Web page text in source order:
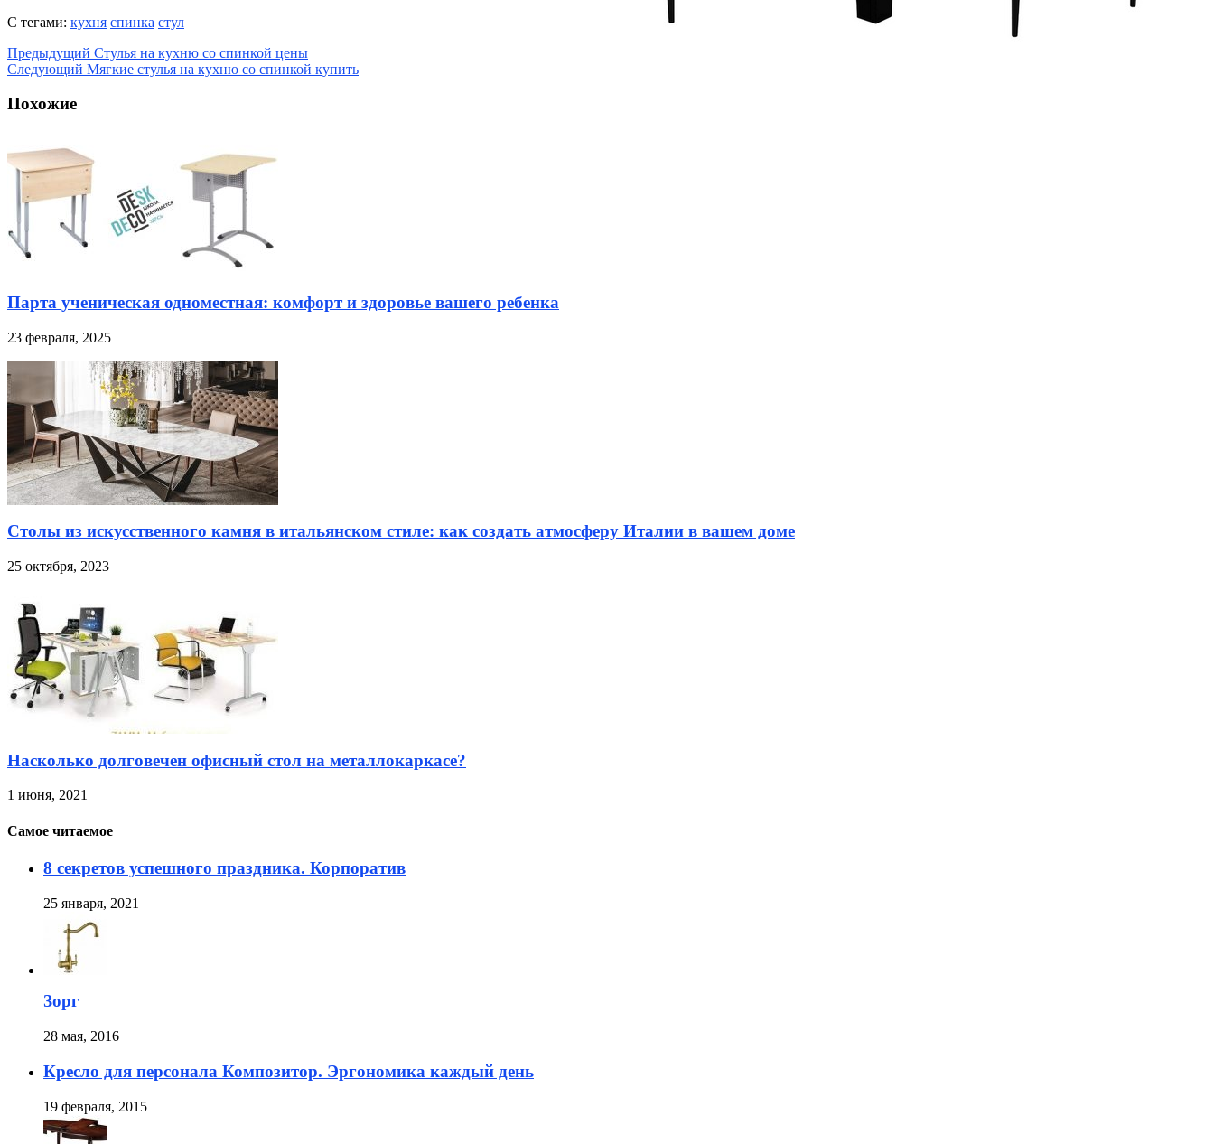
С тегами: кухня спинка стул
Предыдущий Стулья на кухню со спинкой цены
Следующий Мягкие стулья на кухню со спинкой купить
Похожие
Парта ученическая одноместная: комфорт и здоровье вашего ребенка
23 февраля, 2025
Столы из искусственного камня в итальянском стиле: как создать атмосферу Италии в вашем доме
25 октября, 2023
Насколько долговечен офисный стол на металлокаркасе?
1 июня, 2021
Самое читаемое
8 секретов успешного праздника. Корпоратив
25 января, 2021
Зорг
28 мая, 2016
Кресло для персонала Композитор. Эргономика каждый день
19 февраля, 2015